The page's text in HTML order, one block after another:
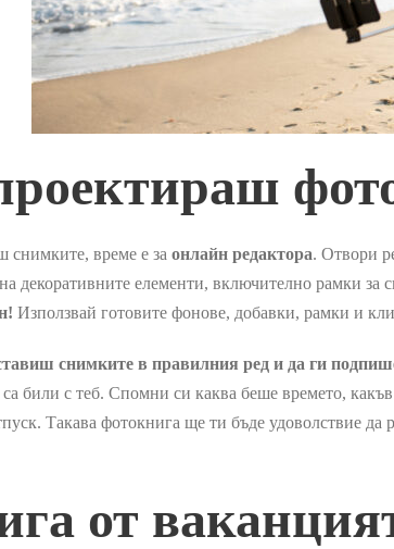
снимките, време е за онлайн редактора. Отвори
декоративните елементи, включително рамки
Използвай готовите фонове, добавки, рамки и
снимките в правилния ред и да ги
са били с теб. Спомни си каква беше времето,
Такава фотокнига ще ти бъде удоволствие
от